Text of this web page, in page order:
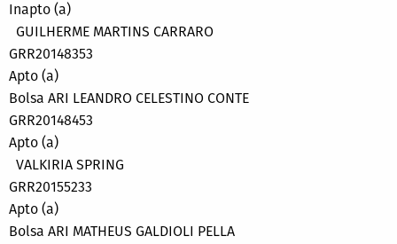
Inapto (a)
GUILHERME MARTINS CARRARO
GRR20148353
Apto (a)
Bolsa ARI LEANDRO CELESTINO CONTE
GRR20148453
Apto (a)
VALKIRIA SPRING
GRR20155233
Apto (a)
Bolsa ARI MATHEUS GALDIOLI PELLA